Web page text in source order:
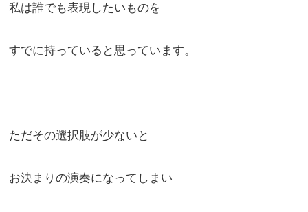
私は誰でも表現したいものを
すでに持っていると思っています。
ただその選択肢が少ないと
お決まりの演奏になってしまい